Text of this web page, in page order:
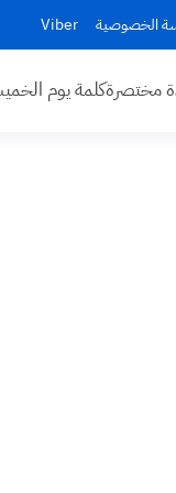
الخصوصية Viber
مختصرةكلمة يوم